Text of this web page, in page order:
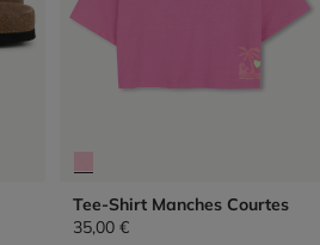
Tee-Shirt Manches Courtes
35,00 €